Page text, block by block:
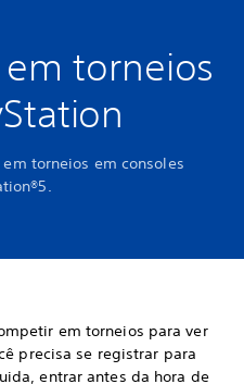
torneios
torneios em consoles
em torneios para ver
precisa se registrar para
entrar antes da hora de